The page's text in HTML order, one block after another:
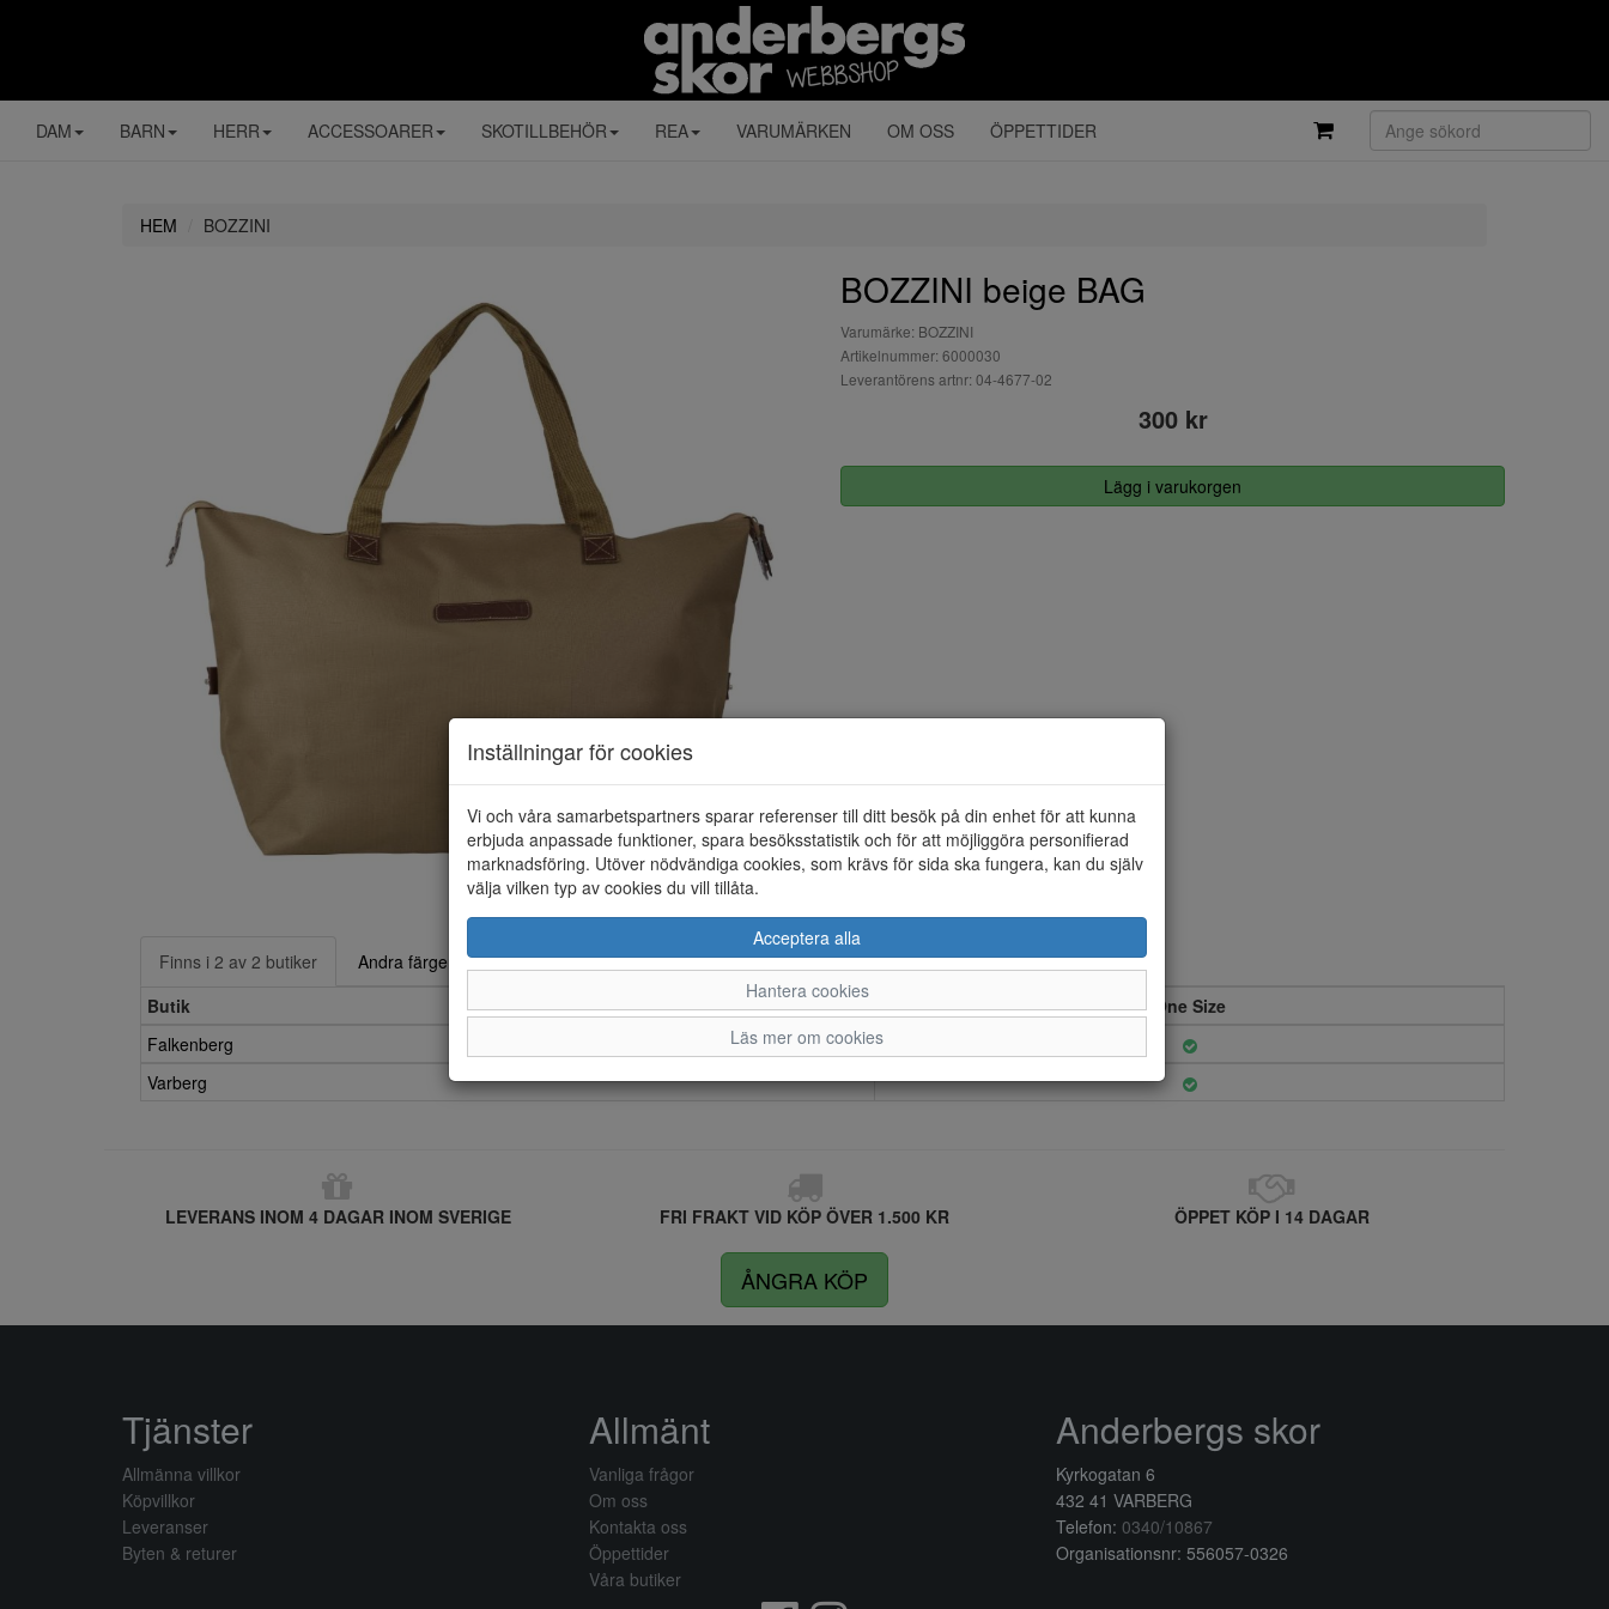
DAM BARN HERR ACCESSOARER SKOTILLBEHÖR REA VARUMÄRKEN OM OSS ÖPPETTIDER
HEM BOZZINI
BOZZINI beige BAG
Varumärke: BOZZINI
Artikelnummer: 6000030
Leverantörens artnr: 04-4677-02
300 kr
Lägg i varukorgen
Finns i 2 av 2 butiker
Andra färger
Butik
One Size
Falkenberg
Varberg
LEVERANS INOM 4 DAGAR INOM SVERIGE FRI FRAKT VID KÖP ÖVER 1.500 KR ÖPPET KÖP I 14 DAGAR
ÅNGRA KÖP
Inställningar för cookies
Vi och våra samarbetspartners sparar referenser till ditt besök på din enhet för att kunna
erbjuda anpassade funktioner, spara besöksstatistik och för att möjliggöra personifierad
marknadsföring. Utöver nödvändiga cookies, som krävs för sida ska fungera, kan du själv
välja vilken typ av cookies du vill tillåta.
Acceptera alla
Hantera cookies
Läs mer om cookies
Tjänster
Allmänna villkor
Köpvillkor
Leveranser
Byten & returer
Allmänt
Vanliga frågor
Om oss
Kontakta oss
Öppettider
Våra butiker
Anderbergs skor
Kyrkogatan 6
432 41 VARBERG
Telefon: 0340/10867
Organisationsnr: 556057-0326